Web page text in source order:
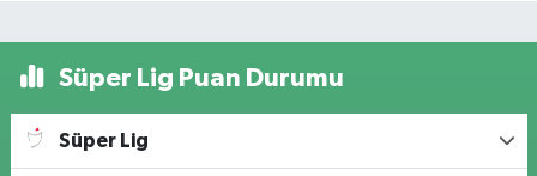
Süper Lig Puan Durumu
Süper Lig